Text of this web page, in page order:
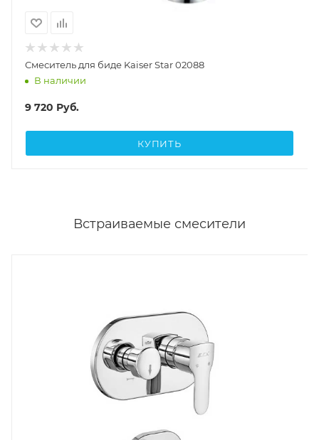
Смеситель для биде Kaiser Star 02088
В наличии
9 720 Руб.
КУПИТЬ
Встраиваемые смесители